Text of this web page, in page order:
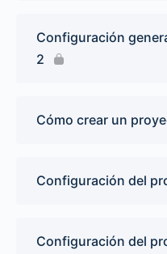
Configuración
2
Cómo crear un
Configuración del
Configuración del